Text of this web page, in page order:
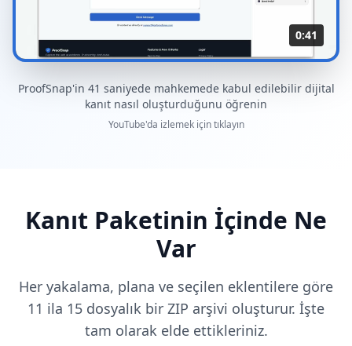
0:41
ProofSnap'in 41 saniyede mahkemede kabul edilebilir dijital
kanıt nasıl oluşturduğunu öğrenin
YouTube'da izlemek için tıklayın
Kanıt Paketinin İçinde Ne
Var
Her yakalama, plana ve seçilen eklentilere göre
11 ila 15 dosyalık bir ZIP arşivi oluşturur. İşte
tam olarak elde ettikleriniz.